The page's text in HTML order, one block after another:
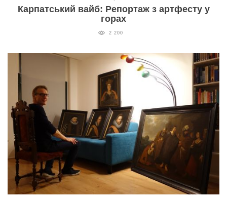
Карпатський вайб: Репортаж з артфесту у
горах
2 200